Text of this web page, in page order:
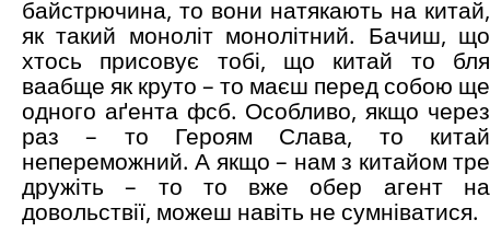
байстрючина, то вони натякають на китай,
як такий моноліт монолітний. Бачиш, що
хтось присовує тобі, що китай то бля
ваабще як круто – то маєш перед собою ще
одного аґента фсб. Особливо, якщо через
раз – то Героям Слава, то китай
непереможний. А якщо – нам з китайом тре
дружіть – то то вже обер агент на
довольствії, можеш навіть не сумніватися.